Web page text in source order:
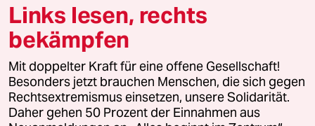
© 2026 taz Verlags und Vertriebs GmbH
Alle Rechte vorbehalten. Bei rechtlichen Fragen oder für Genehmigungen
wenden Sie sich bitte an
lizenzen@taz.de
Feedback Redaktionsstatut Kommune-Richtlinien
Links lesen, rechts
bekämpfen
Mit doppelter Kraft für eine offene Gesellschaft!
Besonders jetzt brauchen Menschen, die sich gegen
Rechtsextremismus einsetzen, unsere Solidarität.
Daher gehen 50 Prozent der Einnahmen aus